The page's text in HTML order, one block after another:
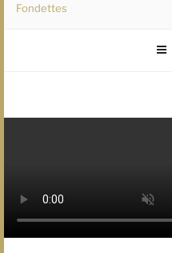
Fondettes